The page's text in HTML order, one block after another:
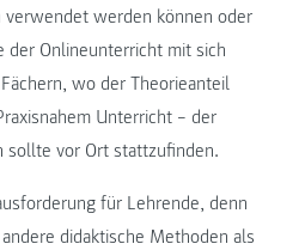
werden können oder
der Onlineunterricht mit sich
wo der Theorieanteil
Unterricht – der
vor Ort stattzufinden.
für Lehrende, denn
didaktische Methoden als